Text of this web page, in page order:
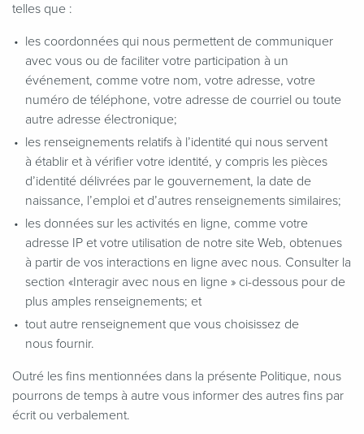
telles que :
les coordonnées qui nous permettent de communiquer
avec vous ou de faciliter votre participation à un
événement, comme votre nom, votre adresse, votre
numéro de téléphone, votre adresse de courriel ou toute
autre adresse électronique;
les renseignements relatifs à l’identité qui nous servent
à établir et à vérifier votre identité, y compris les pièces
d’identité délivrées par le gouvernement, la date de
naissance, l’emploi et d’autres renseignements similaires;
les données sur les activités en ligne, comme votre
adresse IP et votre utilisation de notre site Web, obtenues
à partir de vos interactions en ligne avec nous. Consulter la
section «Interagir avec nous en ligne » ci-dessous pour de
plus amples renseignements; et
tout autre renseignement que vous choisissez de
nous fournir.
Outré les fins mentionnées dans la présente Politique, nous
pourrons de temps à autre vous informer des autres fins par
écrit ou verbalement.